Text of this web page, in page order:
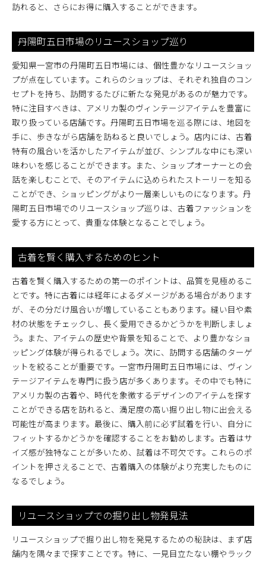
訪れると、さらにお得に購入することができます。
丹陽町五日市場のリユースショップ巡り
愛知県一宮市の丹陽町五日市場には、個性豊かなリユースショッ
プが点在しています。これらのショップは、それぞれ独自のコン
セプトを持ち、訪問するたびに新たな発見があるのが魅力です。
特に注目すべきは、アメリカ製のヴィンテージアイテムを豊富に
取り扱っている店舗です。丹陽町五日市場を巡る際には、地図を
手に、歩きながら店舗を訪ねると良いでしょう。店内には、古着
特有の風合いを活かしたアイテムが並び、シンプルな中にも深い
味わいを感じることができます。また、ショップオーナーとの会
話を楽しむことで、そのアイテムに込められたストーリーを知る
ことができ、ショッピングがより一層楽しいものになります。丹
陽町五日市場でのリユースショップ巡りは、古着ファッションを
愛する方にとって、貴重な体験となることでしょう。
古着を賢く購入するためのヒント
古着を賢く購入するための第一のポイントは、品質を見極めるこ
とです。特に古着には経年によるダメージがある場合があります
が、その分だけ風合いが増していることもあります。縫い目や素
材の状態をチェックし、長く愛用できるかどうかを判断しましょ
う。また、アイテムの歴史や背景を知ることで、より豊かなショ
ッピング体験が得られるでしょう。次に、訪問する店舗のターゲ
ットを絞ることが重要です。一宮市丹陽町五日市場には、ヴィン
テージアイテムを専門に扱う店が多くあります。その中でも特に
アメリカ製の古着や、時代を象徴するデザインのアイテムを探す
ことができる店を訪れると、満足度の高い掘り出し物に出会える
可能性が高まります。最後に、購入前に必ず試着を行い、自分に
フィットするかどうかを確認することをお勧めします。古着はサ
イズ感が独特なことが多いため、試着は不可欠です。これらのポ
イントを押さえることで、古着購入の体験がより充実したものに
なるでしょう。
リユースショップでの掘り出し物発見法
リユースショップで掘り出し物を発見するための秘訣は、まず店
舗内を隅々まで探すことです。特に、一見目立たない棚やラック